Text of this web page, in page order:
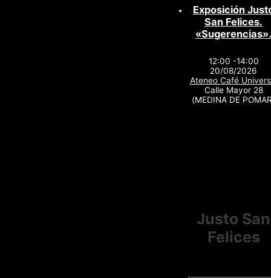
Exposición
San Felices.
«Sugerencias».
12:00 -14:00
20/08/2026
Ateneo Café
Calle Mayor 28
(MEDINA DE
Justo San
Felices